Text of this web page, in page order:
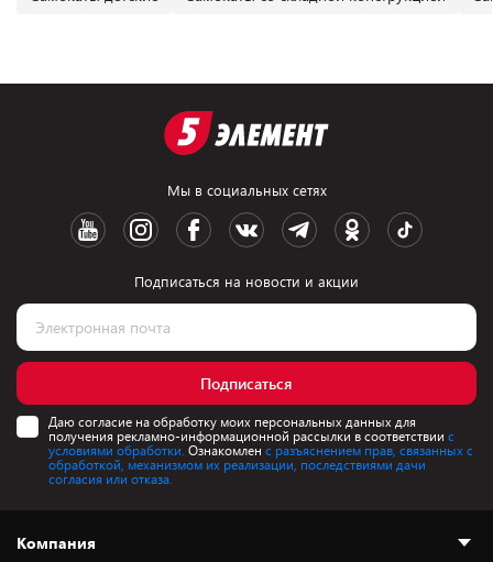
Мы в социальных сетях
Подписаться на новости и акции
Подписаться
Даю согласие на обработку моих персональных данных для
получения рекламно-информационной рассылки в соответствии с
условиями обработки. Ознакомлен с разъяснением прав, связанных с
обработкой, механизмом их реализации, последствиями дачи
согласия или отказа.
Компания